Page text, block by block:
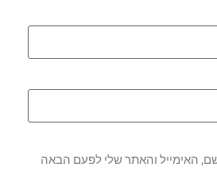
האימייל והאתר שלי לפעם הבאה